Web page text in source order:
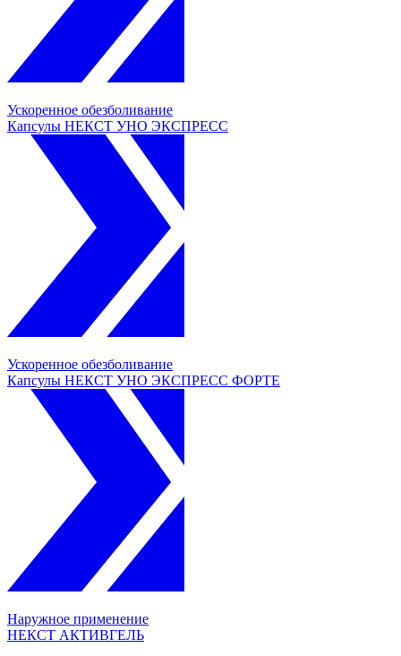
Ускоренное обезболивание
Капсулы НЕКСТ УНО ЭКСПРЕСС
Ускоренное обезболивание
Капсулы НЕКСТ УНО ЭКСПРЕСС ФОРТЕ
Наружное применение
НЕКСТ АКТИВГЕЛЬ